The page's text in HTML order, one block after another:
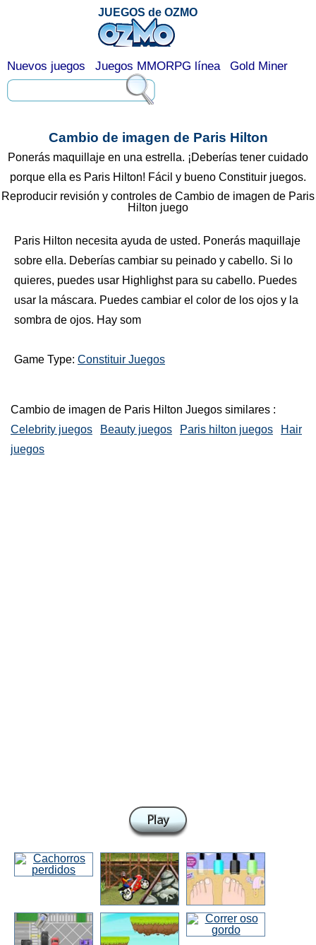
Cambio de imagen de Paris Hilton
Ponerás maquillaje en una estrella. ¡Deberías tener cuidado
porque ella es Paris Hilton! Fácil y bueno Constituir juegos.
Reproducir revisión y controles de Cambio de imagen de Paris
Hilton juego
Paris Hilton necesita ayuda de usted. Ponerás maquillaje
sobre ella. Deberías cambiar su peinado y cabello. Si lo
quieres, puedes usar Highlighst para su cabello. Puedes
usar la máscara. Puedes cambiar el color de los ojos y la
sombra de ojos. Hay som
Game Type: Constituir Juegos
Cambio de imagen de Paris Hilton Juegos similares :
Celebrity juegos
Beauty juegos Paris hilton juegos
Hair
juegos
JUEGOS de OZMO
Nuevos juegos Juegos MMORPG línea Gold Miner